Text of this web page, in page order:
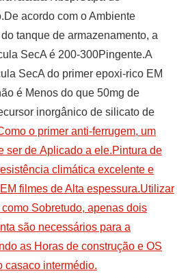
acordo com o Ambiente
tanque de armazenamento, a
SecA é 200-300Pingente.A
SecA do primer epoxi-rico EM
é Menos do que 50mg de
inorgânico de silicato de
o primer anti-ferrugem, um
ser de Aplicado a ele.Pintura de
climática excelente e
filmes de Alta espessura.Utilizar
Sobretudo, apenas dois
são necessários para a
as Horas de construção e OS
casaco intermédio.